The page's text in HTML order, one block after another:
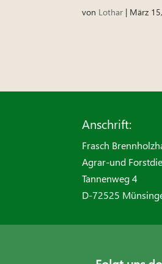
von Lothar | März
Anschrift:
Frasch
Agrar-und
Tannenweg 4
D-72525